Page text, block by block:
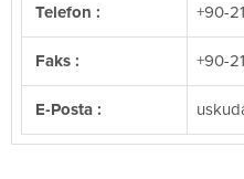
Telefon : +90-
Faks : +90-
E-Posta :